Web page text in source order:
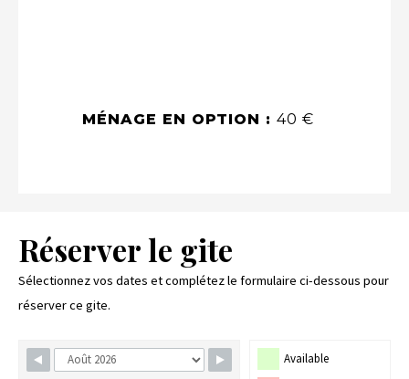
MÉNAGE EN OPTION : 40 €
Réserver le gite
Sélectionnez vos dates et complétez le formulaire ci-dessous pour
réserver ce gite.
Skip Booking Form
Available